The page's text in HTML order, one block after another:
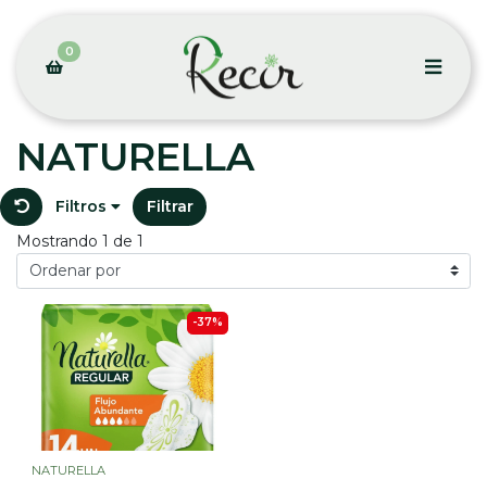
0
NATURELLA
Filtros
Filtrar
Mostrando 1 de 1
-37%
NATURELLA